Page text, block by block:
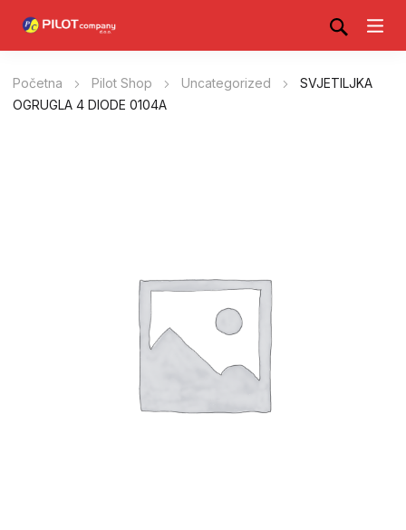
Početna Pilot Shop Uncategorized
SVJETILJKA
OGRUGLA 4 DIODE 0104A